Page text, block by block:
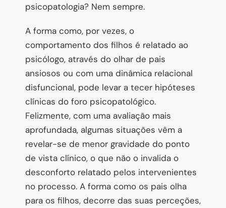
psicopatologia? Nem sempre.
A forma como, por vezes, o
comportamento dos filhos é relatado ao
psicólogo, através do olhar de pais
ansiosos ou com uma dinâmica relacional
disfuncional, pode levar a tecer hipóteses
clínicas do foro psicopatológico.
Felizmente, com uma avaliação mais
aprofundada, algumas situações vêm a
revelar-se de menor gravidade do ponto
de vista clínico, o que não o invalida o
desconforto relatado pelos intervenientes
no processo. A forma como os pais olha
para os filhos, decorre das suas perceções,